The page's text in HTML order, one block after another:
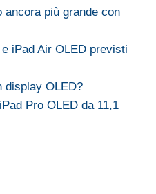
ancora più grande con
iPad Air OLED previsti
display OLED?
Pro OLED da 11,1